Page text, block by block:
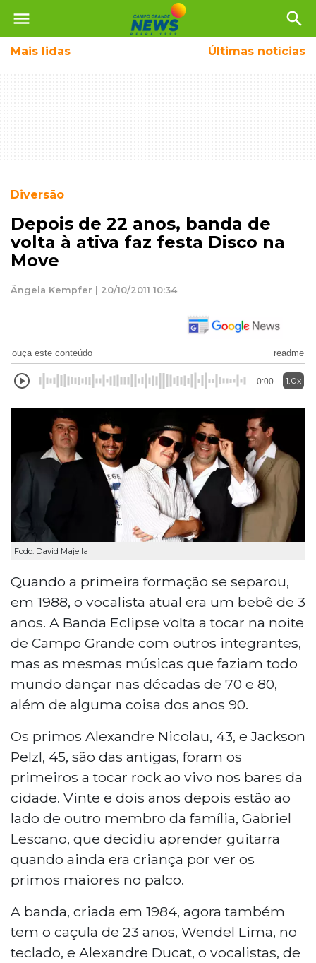
menu search
Mais lidas Últimas notícias
Diversão
Depois de 22 anos, banda de
volta à ativa faz festa Disco na
Move
Ângela Kempfer | 20/10/2011 10:34
ouça este conteúdo readme
0:00 1.0x
Fodo: David Majella
Quando a primeira formação se separou,
em 1988, o vocalista atual era um bebê de 3
anos. A Banda Eclipse volta a tocar na noite
de Campo Grande com outros integrantes,
mas as mesmas músicas que faziam todo
mundo dançar nas décadas de 70 e 80,
além de alguma coisa dos anos 90.
Os primos Alexandre Nicolau, 43, e Jackson
Pelzl, 45, são das antigas, foram os
primeiros a tocar rock ao vivo nos bares da
cidade. Vinte e dois anos depois estão ao
lado de outro membro da família, Gabriel
Lescano, que decidiu aprender guitarra
quando ainda era criança por ver os
primos maiores no palco.
A banda, criada em 1984, agora também
tem o caçula de 23 anos, Wendel Lima, no
teclado, e Alexandre Ducat, o vocalistas, de